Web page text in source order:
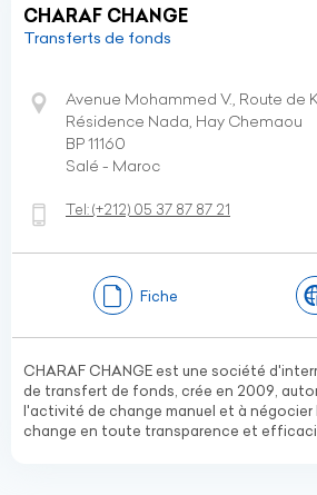
CHARAF CHANGE
Transferts de fonds
Avenue Mohammed V., Route de
Résidence Nada, Hay Chemaou
BP 11160
Salé - Maroc
Tel:(+212) 05 37 87 87 21
Fiche
CHARAF CHANGE est une société
de transfert de fonds, crée en 2009,
l'activité de change manuel et à négocier
change en toute transparence et